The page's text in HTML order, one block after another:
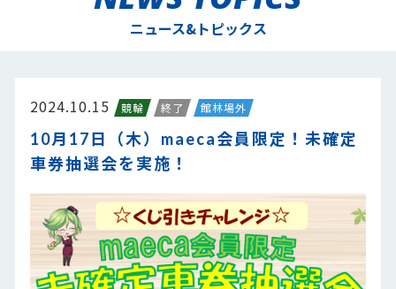
ニュース&トピックス
2024.10.15 競輪 終了 館林場外
10月17日（木）maeca会員限定！未確定
車券抽選会を実施！